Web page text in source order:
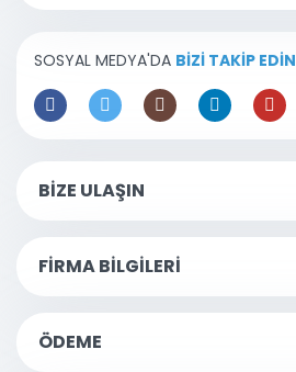
SOSYAL MEDYA'DA BİZİ TAKİP EDİN
BİZE ULAŞIN
FİRMA BİLGİLERİ
ÖDEME